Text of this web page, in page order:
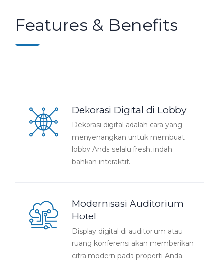
Features & Benefits
Dekorasi Digital di Lobby
Dekorasi digital adalah cara yang
menyenangkan untuk membuat
lobby Anda selalu fresh, indah
bahkan interaktif.
Modernisasi Auditorium
Hotel
Display digital di auditorium atau
ruang konferensi akan memberikan
citra modern pada properti Anda.